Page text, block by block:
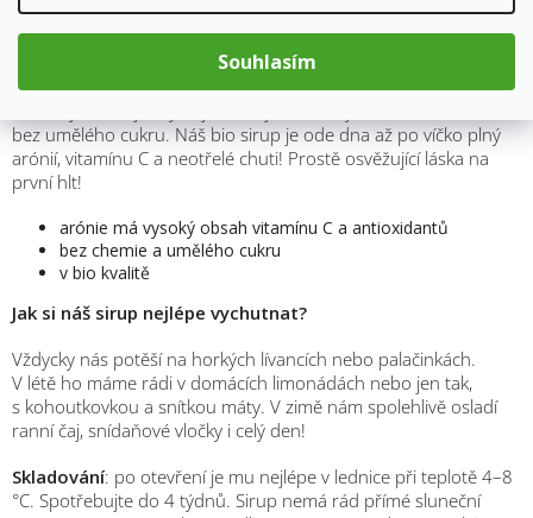
Souhlasím
Popis
bez umělého cukru. Náš bio sirup je ode dna až po víčko plný
arónií, vitamínu C a neotřelé chuti! Prostě osvěžující láska na
první hlt!
arónie má vysoký obsah vitamínu C a antioxidantů
bez chemie a umělého cukru
v bio kvalitě
Jak si náš sirup nejlépe vychutnat?
Vždycky nás potěší na horkých lívancích nebo palačinkách.
V létě ho máme rádi v domácích limonádách nebo jen tak,
s kohoutkovkou a snítkou máty. V zimě nám spolehlivě osladí
ranní čaj, snídaňové vločky i celý den!
Skladování: po otevření je mu nejlépe v lednice při teplotě 4–8
°C. Spotřebujte do 4 týdnů. Sirup nemá rád přímé sluneční